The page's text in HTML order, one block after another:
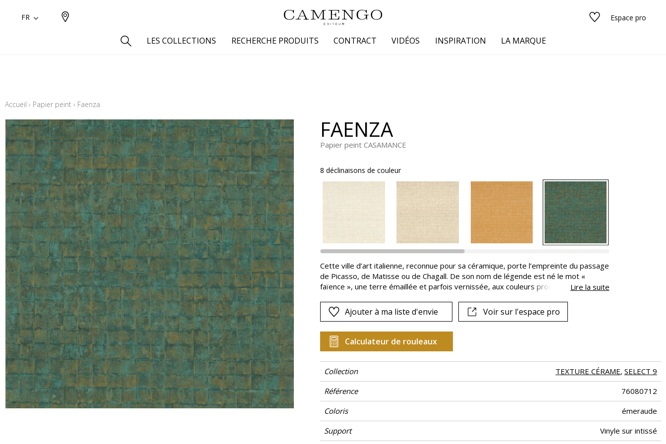
FR Espace pro
LES COLLECTIONS RECHERCHE PRODUITS
Aspect lin
Aspect soie
Coton
Inspiration fourrure
Laine
Lin
Polyester
Satin
Taffetas
Velours
Petits motifs
Rouge
Vert
Violet
Voir tous les tissus
CONTRACT VIDÉOS INSPIRATION LA MARQUE
Accueil › Papier peint › Faenza
FAENZA
Papier peint CASAMANCE
8 déclinaisons de couleur
Cette ville d’art italienne, reconnue pour sa céramique, porte l’empreinte du passage
de Picasso, de Matisse ou de Chagall. De son nom de légende est né le mot «
faïence », une terre émaillée et parfois vernissée, aux couleurs produites par des
petits carreaux séculaires s’assemblent, irréguliers et imparfaits dans les nuances et
dans les formes. Ils se déclinent en huit coloris, des teintes naturelles aux plus
Lire la suite
Ajouter à ma liste d'envie Voir sur l'espace pro
Calculateur de rouleaux
Collection TEXTURE CÉRAME, SELECT 9
Référence
76080712
Coloris
émeraude
Support
Vinyle sur intissé